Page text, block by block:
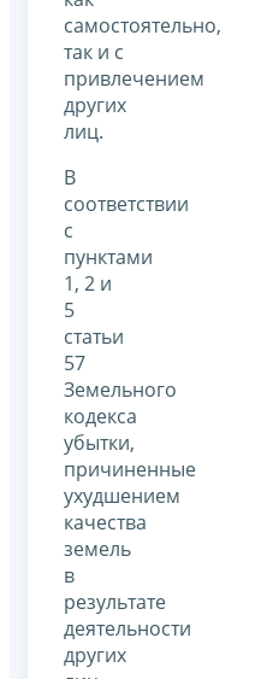
самостоятельно,
так и с
привлечением
других
лиц.
В
соответствии
с
пунктами
1, 2 и
5
статьи
57
Земельного
кодекса
убытки,
причиненные
ухудшением
качества
земель
в
результате
деятельности
других